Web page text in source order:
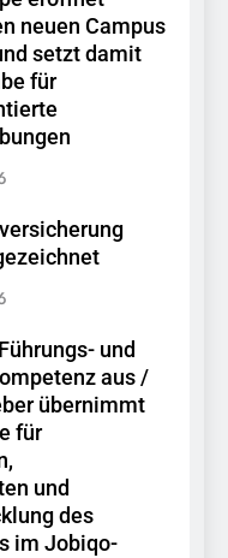
neuen Campus
setzt damit
für
und
aus /
übernimmt
für
und
des
im Jobiqo-